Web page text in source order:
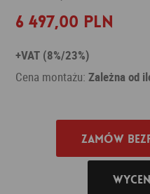
6 497,00 PLN
+VAT (8%/23%)
Cena montażu:Zależna od
Zamów